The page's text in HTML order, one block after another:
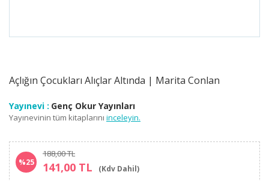
Açlığın Çocukları Alıçlar Altında | Marita Conlan
Yayınevi : Genç Okur Yayınları
Yayınevinin tüm kitaplarını inceleyin.
%25
188,00 TL
141,00 TL (Kdv Dahil)